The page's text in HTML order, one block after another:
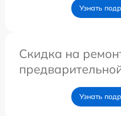
Узнать
Скидка на
Узнать